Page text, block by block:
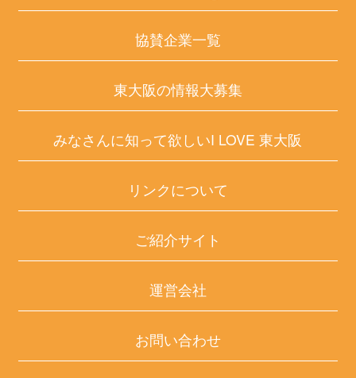
協賛企業一覧
東大阪の情報大募集
みなさんに知って欲しいI LOVE 東大阪
リンクについて
ご紹介サイト
運営会社
お問い合わせ